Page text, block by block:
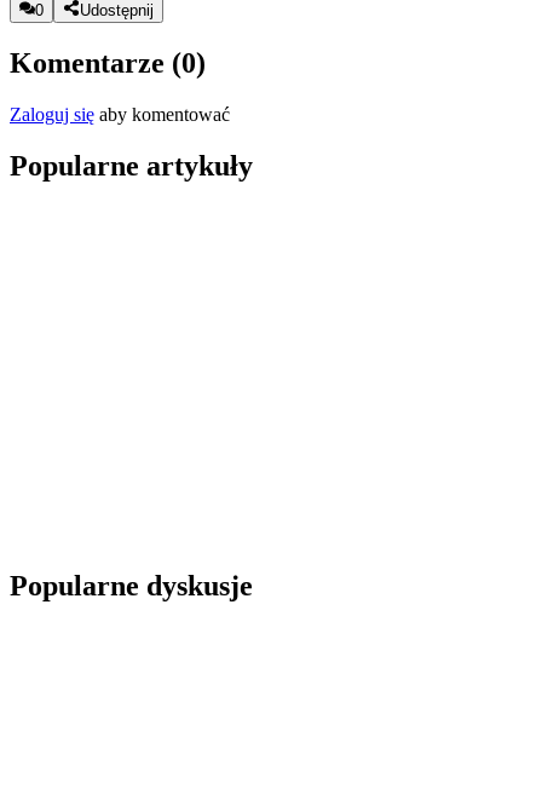
0
Udostępnij
Komentarze (0)
Zaloguj się aby komentować
Popularne artykuły
Popularne dyskusje